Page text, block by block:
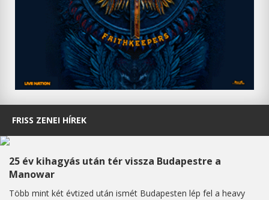
FRISS ZENEI HÍREK
25 év kihagyás után tér vissza Budapestre a
Manowar
Több mint két évtized után ismét Budapesten lép fel a heavy